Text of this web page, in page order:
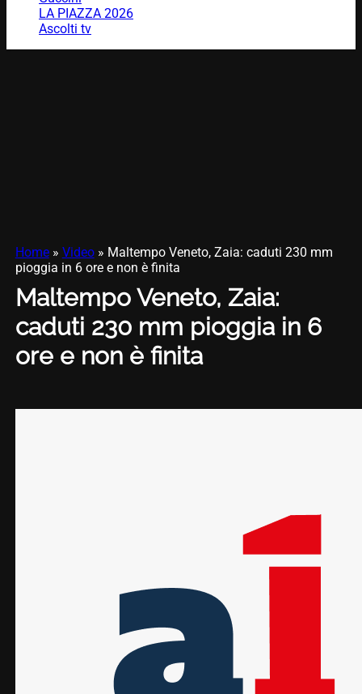
LA PIAZZA 2026
Ascolti tv
Home» Video» Maltempo Veneto, Zaia: caduti 230 mm
pioggia in 6 ore e non è finita
Maltempo Veneto, Zaia:
caduti 230 mm pioggia in 6
ore e non è finita